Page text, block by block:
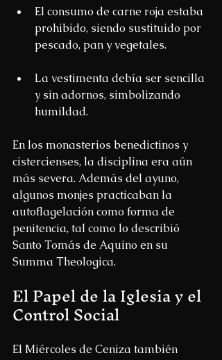
El consumo de carne roja estaba
prohibido, siendo sustituido por
pescado, pan y vegetales.
La vestimenta debía ser sencilla
y sin adornos, simbolizando
humildad.
En los monasterios benedictinos y
cistercienses, la disciplina era aún
más severa. Además del ayuno,
algunos monjes practicaban la
autoflagelación como forma de
penitencia, tal como lo describió
Santo Tomás de Aquino en su
Summa Theologica.
El Papel de la Iglesia y el
Control Social
El Miércoles de Ceniza también